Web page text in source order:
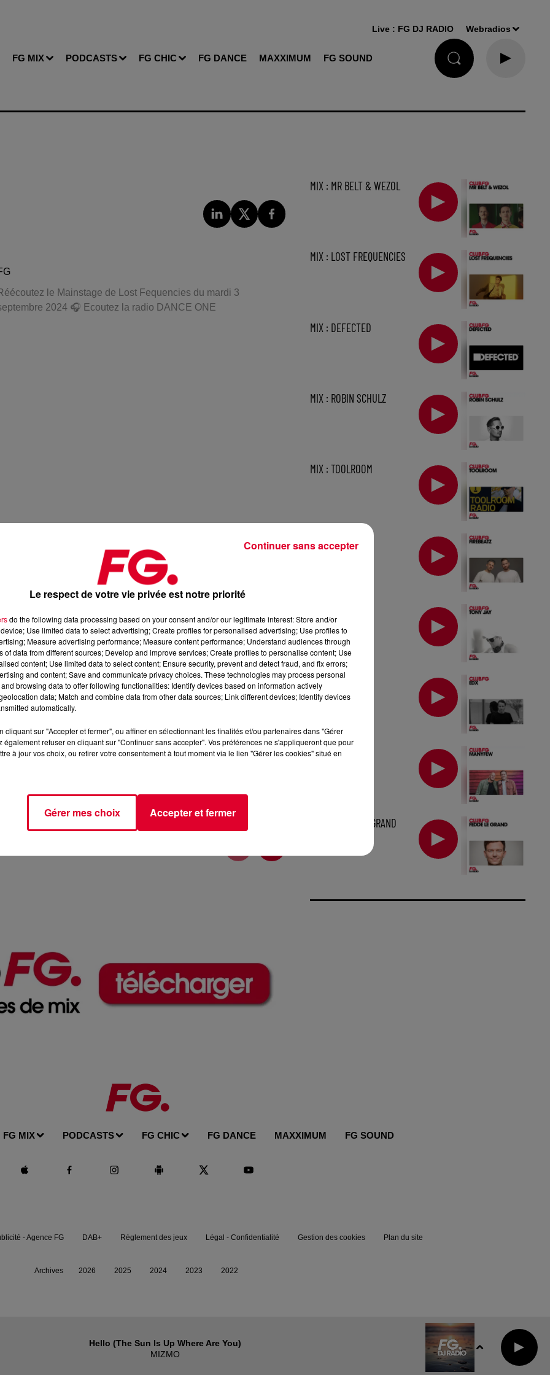
FG MIX PODCASTS FG CHIC FG DANCE MAXXIMUM FG SOUND
Live : FG DJ RADIO Webradios
le Mainstage de Lost Fequencies du mardi 3
2024 🎧 Ecoutez la radio DANCE ONE
2024
et sur l’Application FG (IOShttps://urlz.fr/hhZxGoogle Play
pour plus d'informations.
MIX : MR BELT & WEZOL
MIX : LOST FREQUENCIES
MIX : DEFECTED
MIX : ROBIN SCHULZ
MIX : TOOLROOM
MIX : FIREBEATZ
MIX : EDX
MIX : MANYFEW
MIX : FEDDE LE GRAND
FG MIX PODCASTS FG CHIC FG DANCE MAXXIMUM FG SOUND
Hello (the Sun Is Up Where Are You)
MIZMO
- Agence FG DAB+ Règlement des jeux Légal - Confidentialité Gestion des cookies Plan du site
Archives 2026 2025 2024 2023 2022
Le respect de votre vie privée est notre priorité
do the following data processing based on your consent and/or our legitimate interest: Store and/or
Use limited data to select advertising; Create profiles for personalised advertising; Use profiles to
Measure advertising performance; Measure content performance; Understand audiences through
of data from different sources; Develop and improve services; Create profiles to personalise content; Use
content; Use limited data to select content; Ensure security, prevent and detect fraud, and fix errors;
and content; Save and communicate privacy choices. These technologies may process personal
browsing data to offer following functionalities: Identify devices based on information actively
data; Match and combine data from other data sources; Link different devices; Identify devices
automatically.
cliquant sur "Accepter et fermer", ou affiner en sélectionnant les finalités et/ou partenaires dans "Gérer
également refuser en cliquant sur "Continuer sans accepter". Vos préférences ne s'appliqueront que pour
à jour vos choix, ou retirer votre consentement à tout moment via le lien "Gérer les cookies" situé en
Gérer mes choix Accepter et fermer
Continuer sans accepter